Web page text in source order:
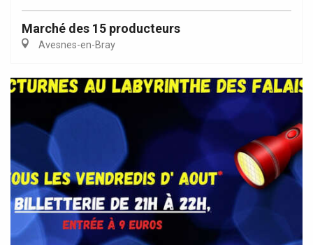
Marché des 15 producteurs
Avesnes-en-Bray